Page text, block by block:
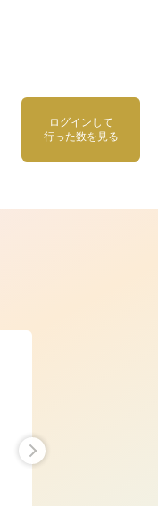
ログインして
行った数を見る